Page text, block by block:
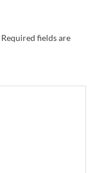
Required fields are